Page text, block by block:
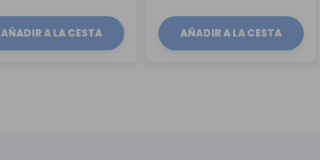
AÑADIR A LA CESTA AÑADIR A LA CESTA